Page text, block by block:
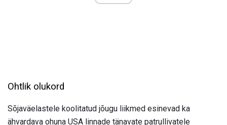
Ohtlik olukord
Sõjaväelastele koolitatud jõugu liikmed esinevad ka
ähvardava ohuna USA linnade tänavate patrullivatele